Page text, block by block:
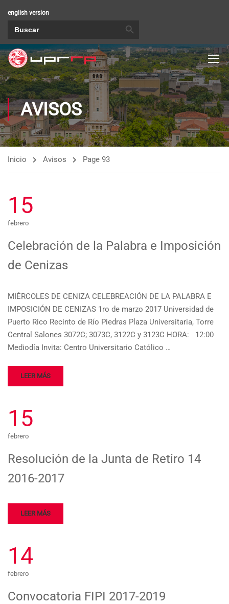
english version
AVISOS
Inicio Avisos Page 93
15
febrero
Celebración de la Palabra e Imposición
de Cenizas
MIÉRCOLES DE CENIZA CELEBREACIÓN DE LA PALABRA E
IMPOSICIÓN DE CENIZAS 1ro de marzo 2017 Universidad de
Puerto Rico Recinto de Río Piedras Plaza Universitaria, Torre
Central Salones 3072C; 3073C, 3122C y 3123C HORA: 12:00
Mediodía Invita: Centro Universitario Católico …
LEER MÁS
15
febrero
Resolución de la Junta de Retiro 14
2016-2017
LEER MÁS
14
febrero
Convocatoria FIPI 2017-2019